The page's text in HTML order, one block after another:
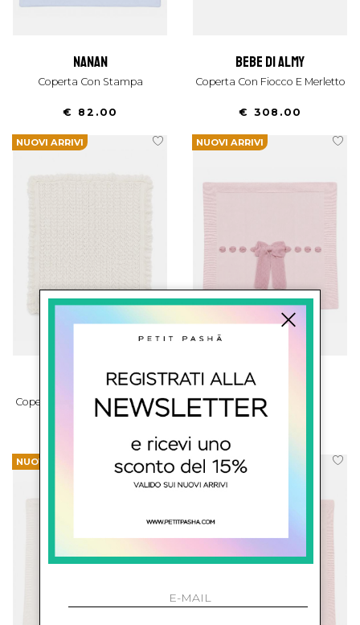
nanan
Coperta Con Stampa
€ 82.00
bebe di almy
Coperta Con Fiocco E Merletto
€ 308.00
NUOVI ARRIVI
bebe di almy
Coperta Con Bordo In Merletto
NUOVI ARRIVI
bebe di almy
Coperta Con Fiocco
NUOVI ARRIVI NUOVI ARRIVI